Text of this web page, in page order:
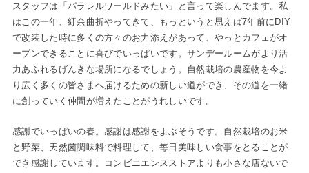
スタッフは「パラレルワールドみたい」と言って楽しんでます。私
はこの一年、紆余曲折やってきて、もっというと思えば7年前にDIY
で改装した時に多くの方々のお力添えがあって、やっとカフェがオ
ープンできることに喜びでいっぱいです。サンデールームがより活
力あふれるげんきな場所になるでしょう。自然栽培の農産物を今よ
り広く多くの皆さまへ届けるための新しい道ができ、その道を一緒
に創っていく仲間が増えたことがうれしいです。
感謝でいっぱいの春。感謝は感謝をよぶそうです。自然栽培のお米
と野菜、天然菌調味料で料理して、毎日美味しい食事をとることが
でき感謝しています。コンビニエンスストアよりも小さな店ないで